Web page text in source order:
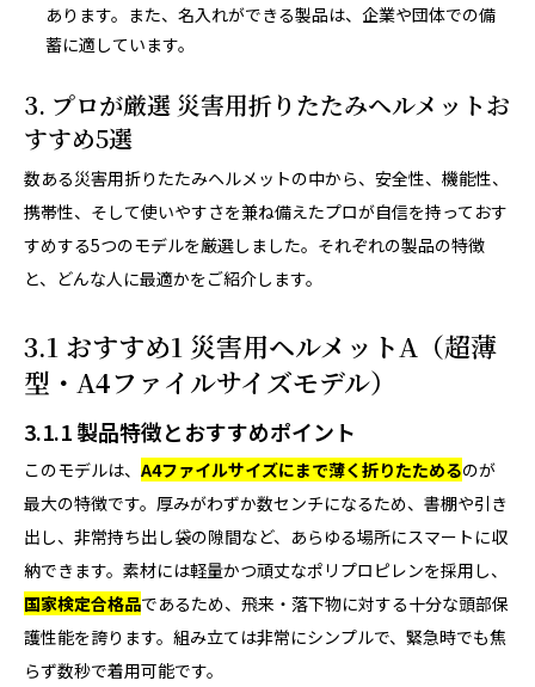
あります。また、名入れができる製品は、企業や団体での備
蓄に適しています。
3. プロが厳選 災害用折りたたみヘルメットお
すすめ5選
数ある災害用折りたたみヘルメットの中から、安全性、機能性、
携帯性、そして使いやすさを兼ね備えたプロが自信を持っておす
すめする5つのモデルを厳選しました。それぞれの製品の特徴
と、どんな人に最適かをご紹介します。
3.1 おすすめ1 災害用ヘルメットA（超薄
型・A4ファイルサイズモデル）
3.1.1 製品特徴とおすすめポイント
このモデルは、 A4ファイルサイズにまで薄く折りたためるのが
最大の特徴です。厚みがわずか数センチになるため、書棚や引き
出し、非常持ち出し袋の隙間など、あらゆる場所にスマートに収
納できます。素材には軽量かつ頑丈なポリプロピレンを採用し、
国家検定合格品であるため、飛来・落下物に対する十分な頭部保
護性能を誇ります。組み立ては非常にシンプルで、緊急時でも焦
らず数秒で着用可能です。